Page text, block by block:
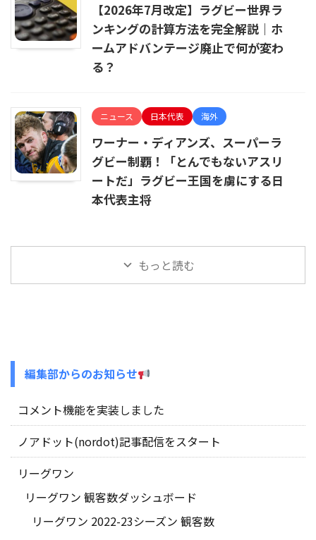
【2026年7月改定】ラグビー世界ラ
ンキングの計算方法を完全解説｜ホ
ームアドバンテージ廃止で何が変わ
る？
ニュース 日本代表 海外
ワーナー・ディアンズ、スーパーラ
グビー制覇！「とんでもないアスリ
ートだ」ラグビー王国を虜にする日
本代表主将
もっと読む
編集部からのお知らせ
コメント機能を実装しました
ノアドット(nordot)記事配信をスタート
リーグワン
リーグワン 観客数ダッシュボード
リーグワン 2022-23シーズン 観客数